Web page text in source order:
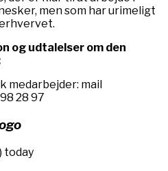
men som har urimeligt
og udtalelser om den
medarbejder: mail
28 97
today